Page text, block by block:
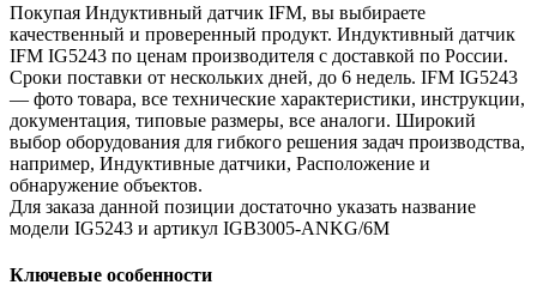
Покупая Индуктивный датчик IFM, вы выбираете
качественный и проверенный продукт. Индуктивный датчик
IFM IG5243 по ценам производителя с доставкой по России.
Сроки поставки от нескольких дней, до 6 недель. IFM IG5243
— фото товара, все технические характеристики, инструкции,
документация, типовые размеры, все аналоги. Широкий
выбор оборудования для гибкого решения задач производства,
например, Индуктивные датчики, Расположение и
обнаружение объектов.
Для заказа данной позиции достаточно указать название
модели IG5243 и артикул IGB3005-ANKG/6M
Ключевые особенности